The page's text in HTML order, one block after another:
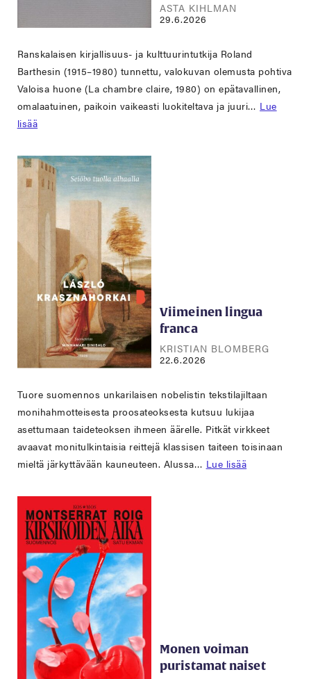
ASTA KIHLMAN
29.6.2026
Ranskalaisen kirjallisuus- ja kulttuurintutkija Roland
Barthesin (1915–1980) tunnettu, valokuvan olemusta pohtiva
Valoisa huone (La chambre claire, 1980) on epätavallinen,
omalaatuinen, paikoin vaikeasti luokiteltava ja juuri… Lue
lisää
Viimeinen lingua
franca
KRISTIAN BLOMBERG
22.6.2026
Tuore suomennos unkarilaisen nobelistin tekstilajiltaan
monihahmotteisesta proosateoksesta kutsuu lukijaa
asettumaan taideteoksen ihmeen äärelle. Pitkät virkkeet
avaavat monitulkintaisia reittejä klassisen taiteen toisinaan
mieltä järkyttävään kauneuteen. Alussa… Lue lisää
Monen voiman
puristamat naiset